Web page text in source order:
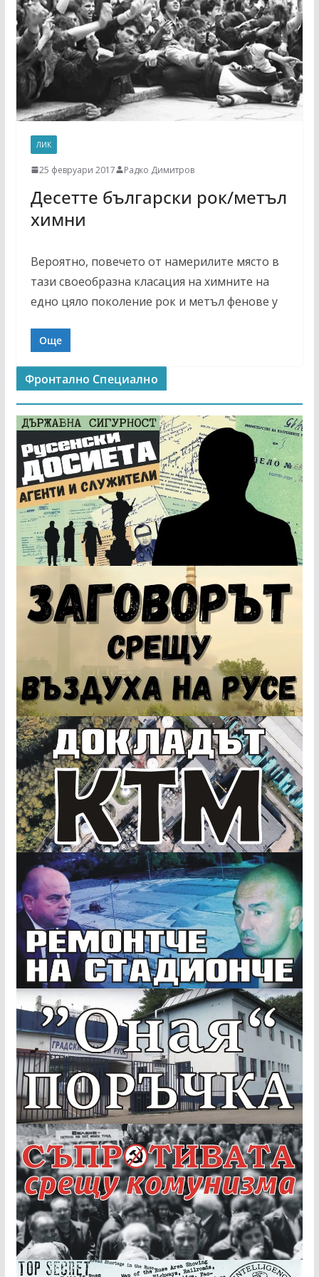
ЛИК
25 февруари 2017 Радко Димитров
Десетте български рок/метъл
химни
Вероятно, повечето от намерилите място в
тази своеобразна класация на химните на
едно цяло поколение рок и метъл фенове у
Още
Фронтално Специално